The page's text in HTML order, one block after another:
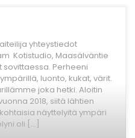
yhteystiedot
Kotistudio, Maasälväntie
sovittaessa. Perheeni
luonto, kukat, värit.
joka hetki. Aloitin
2018, siitä lähtien
näyttelyitä ympäri
oli […]